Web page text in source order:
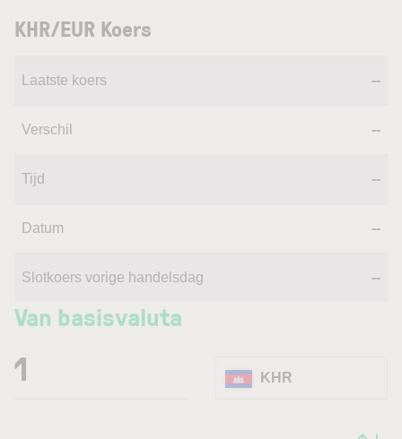
KHR/EUR Koers
Laatste koers --
Verschil --
Tijd --
Datum --
Slotkoers vorige handelsdag --
Van basisvaluta
KHR